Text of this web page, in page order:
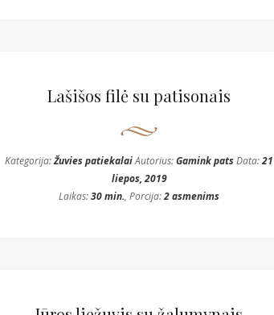
Lašišos filė su patisonais
Kategorija:Žuvies patiekalaiAutorius:Gamink patsData:21
liepos, 2019
Laikas:30 min., Porcija:2 asmenims